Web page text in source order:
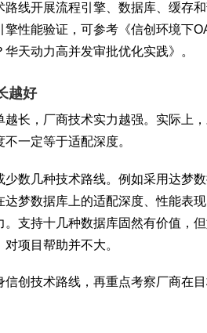
路线开展流程引擎、数据库、缓存
擎性能验证，可参考《信创环境下
天动力高并发审批优化实践》。
越好
越长，厂商技术实力越强。实际上
一定等于适配深度。
少数几种技术路线。例如采用达梦
达梦数据库上的适配深度、性能表
。支持十几种数据库固然有价值，
项目帮助并不大。
信创技术路线，再重点考察厂商在